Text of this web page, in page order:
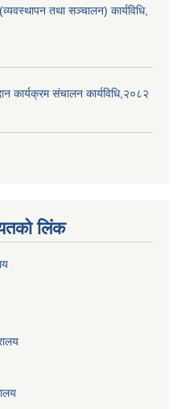
तथा सञ्चालन) कार्यविधि,
कार्यक्रम संचालन कार्यविधि,२०८२
लिंक